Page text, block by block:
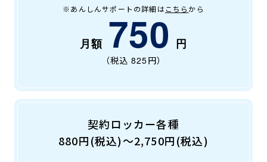
※あんしんサポートの詳細はこちら から
750
（税込 825円）
契約ロッカー各種
880円(税込)～2,750円(税込)